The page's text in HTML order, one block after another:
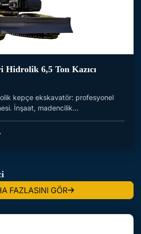
Hidrolik 6,5 Ton Kazıcı
kepçe ekskavatör: profesyonel
İnşaat, madencilik...
FAZLASINI GÖR